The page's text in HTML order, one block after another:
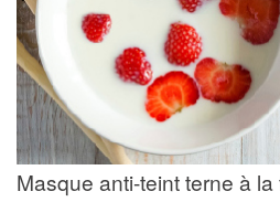
Masque anti-teint terne à la